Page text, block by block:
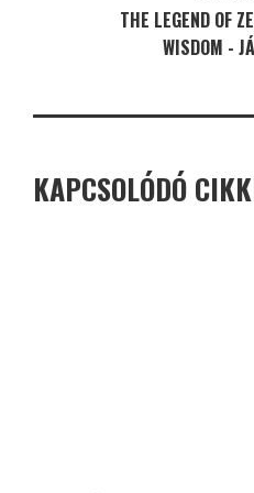
THE LEGEND OF
WISDOM -
KAPCSOLÓDÓ